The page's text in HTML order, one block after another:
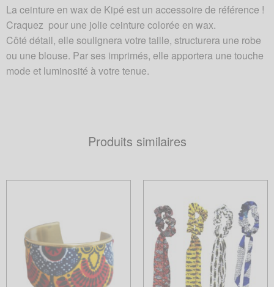
La ceinture en wax de Kipé est un accessoire de référence !
Craquez pour une jolie ceinture colorée en wax.
Côté détail, elle soulignera votre taille, structurera une robe
ou une blouse. Par ses imprimés, elle apportera une touche
mode et luminosité à votre tenue.
Produits similaires